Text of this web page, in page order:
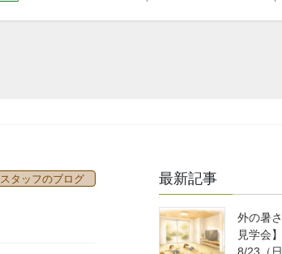
スタッフのブログ 最新記事
外の暑
見学会